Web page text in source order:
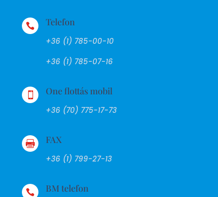
 Telefon
+36 (1) 785-00-10
+36 (1) 785-07-16
 One flottás mobil
+36 (70) 775-17-73
 FAX
+36 (1) 799-27-13
 BM telefon